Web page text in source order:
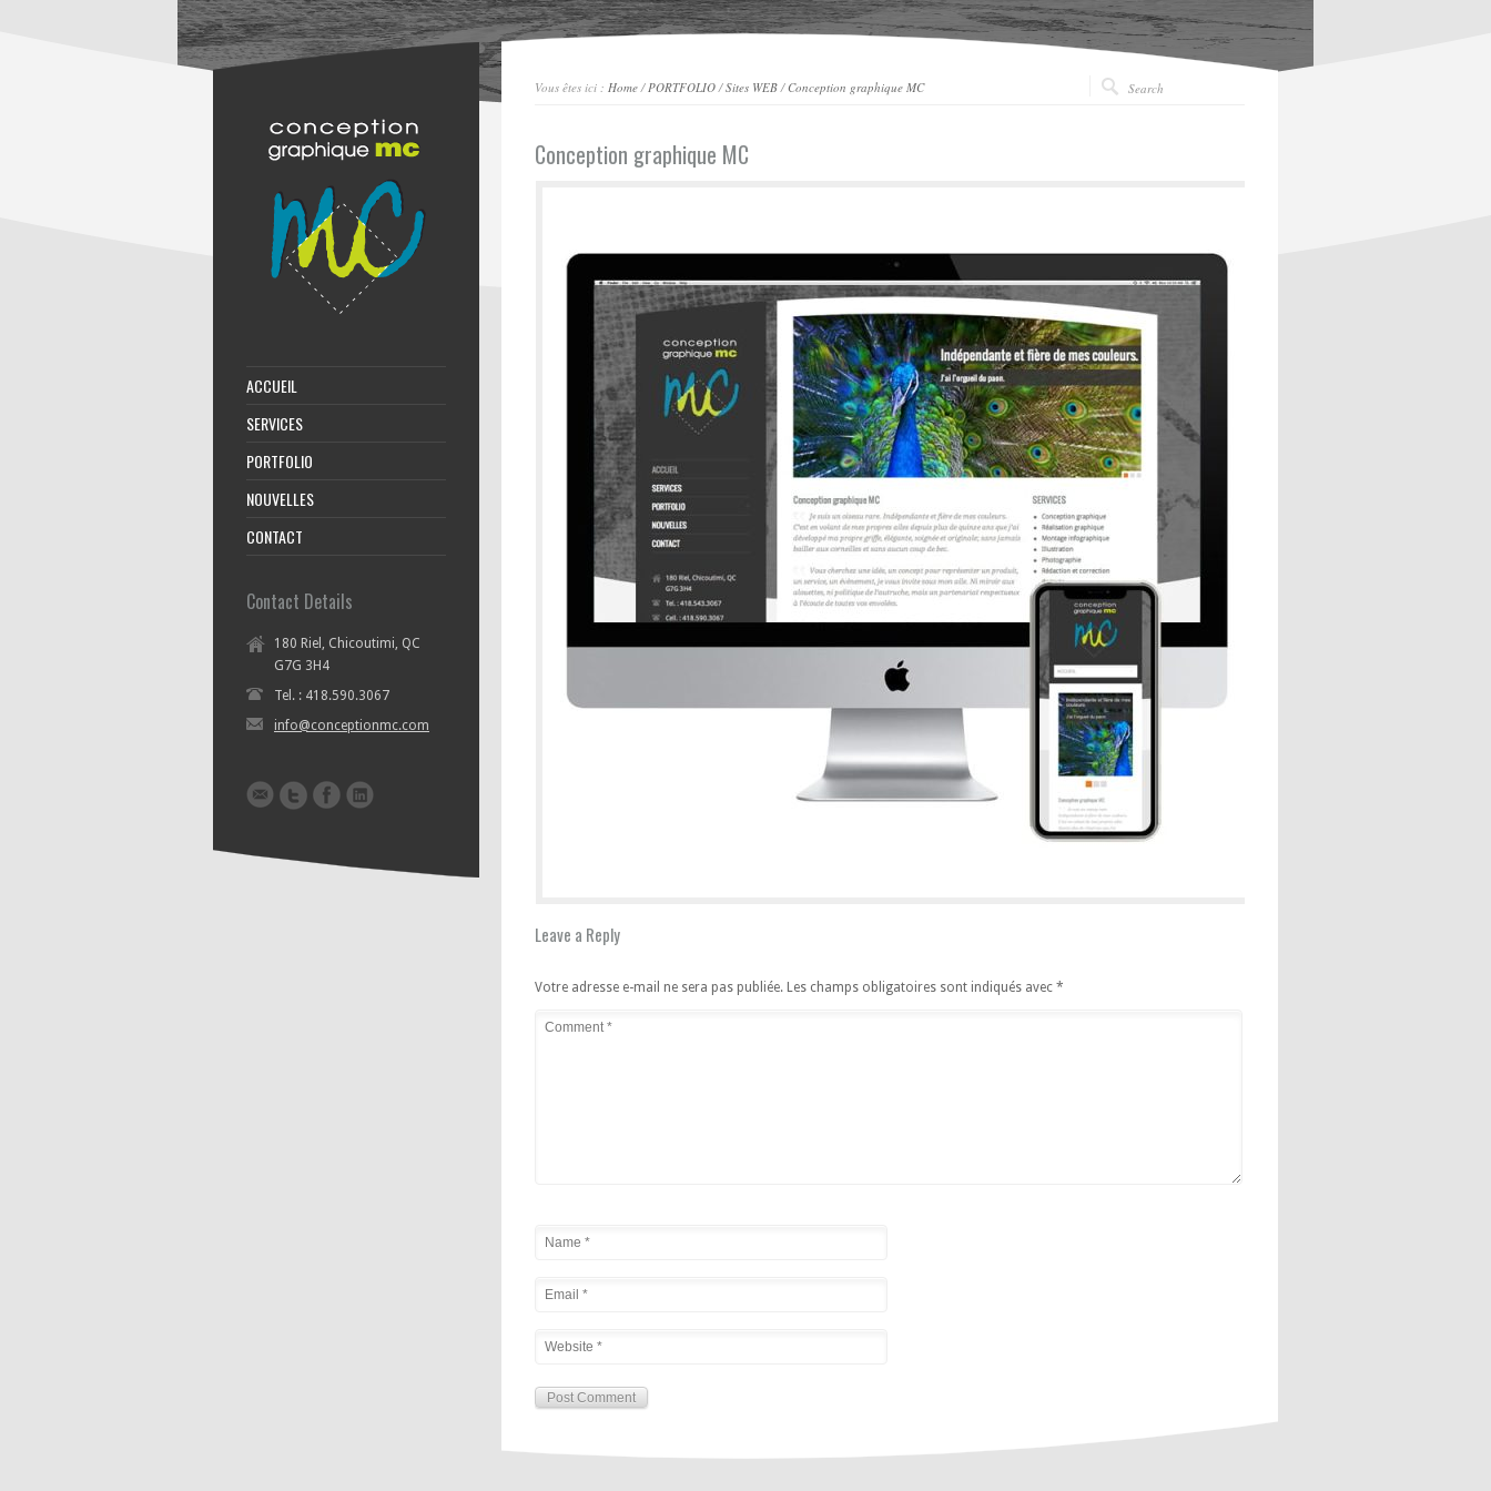
Vous êtes ici : Home/PORTFOLIO/Sites WEB/Conception graphique MC
Conception graphique MC
Leave a Reply
Votre adresse e-mail ne sera pas publiée. Les champs obligatoires sont indiqués avec *
ACCUEIL
SERVICES
PORTFOLIO
NOUVELLES
CONTACT
Contact Details
180 Riel, Chicoutimi, QC
G7G 3H4
Tel. : 418.590.3067
info@conceptionmc.com